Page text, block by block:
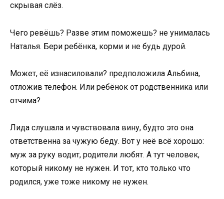
скрывая слёз.
Чего ревёшь? Разве этим поможешь? не унималась
Наталья. Бери ребёнка, корми и не будь дурой.
Может, её изнасиловали? предположила Альбина,
отложив телефон. Или ребёнок от родственника или
отчима?
Лида слушала и чувствовала вину, будто это она
ответственна за чужую беду. Вот у неё всё хорошо:
муж за руку водит, родители любят. А тут человек,
который никому не нужен. И тот, кто только что
родился, уже тоже никому не нужен.